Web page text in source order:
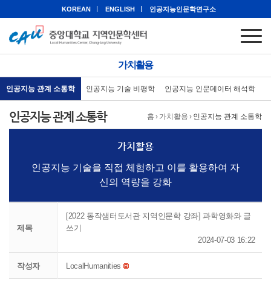
KOREAN ENGLISH 인공지능인문학연구소
가치활용
인공지능 관계 소통학 인공지능 기술 비평학 인공지능 인문데이터 해석학
홈 › 가치활용 › 인공지능 관계 소통학
인공지능 관계 소통학
가치활용
인공지능 기술을 직접 체험하고 이를 활용하여 자
신의 역량을 강화
제목
[2022 동작샘터도서관 지역인문학 강좌] 과학영화와 글
쓰기
2024-07-03 16:22
작성자 LocalHumanities